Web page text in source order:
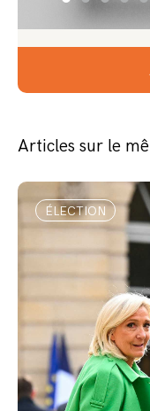
Articles sur le
ÉLECTION